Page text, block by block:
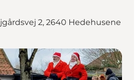
2, 2640 Hedehusene